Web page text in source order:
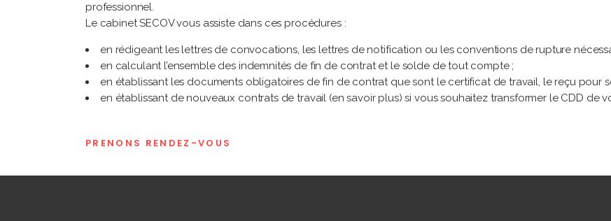
professionnel.
Le cabinet SECOV vous assiste dans ces procédures :
en rédigeant les lettres de convocations, les lettres de notification ou les conventions de rupture
en calculant l’ensemble des indemnités de fin de contrat et le solde de tout compte ;
en établissant les documents obligatoires de fin de contrat que sont le certificat de travail, le reçu pour
en établissant de nouveaux contrats de travail (en savoir plus) si vous souhaitez transformer le CDD de
PRENONS RENDEZ-VOUS